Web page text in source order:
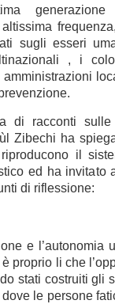
sugli esseri
, i
amministrazioni
di racconti
Zibechi ha
il
ed ha invitato
di riflessione:
e
proprio li che
stati costruiti gli
le persone